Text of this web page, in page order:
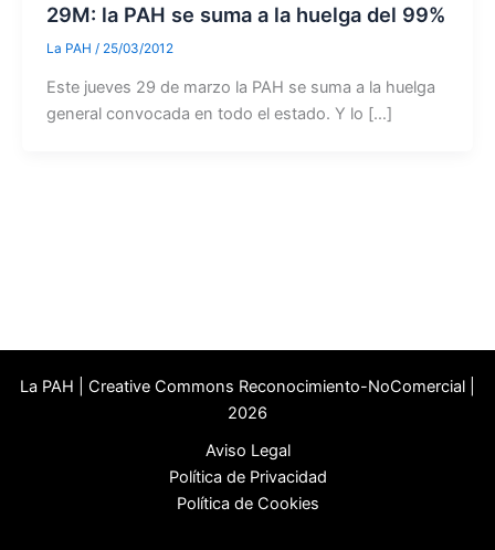
29M: la PAH se suma a la huelga del 99%
La PAH / 25/03/2012
Este jueves 29 de marzo la PAH se suma a la huelga
general convocada en todo el estado. Y lo […]
La PAH | Creative Commons Reconocimiento-NoComercial |
2026
Aviso Legal
Política de Privacidad
Política de Cookies